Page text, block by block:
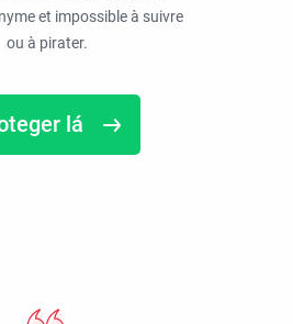
et impossible à suivre
ou à pirater.
lá